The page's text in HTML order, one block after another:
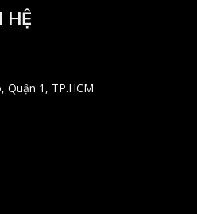
HỆ
Quận 1, TP.HCM